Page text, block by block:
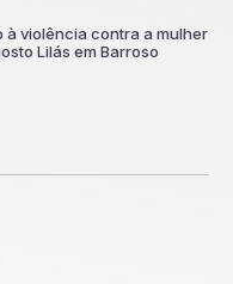
à violência contra a mulher
Lilás em Barroso